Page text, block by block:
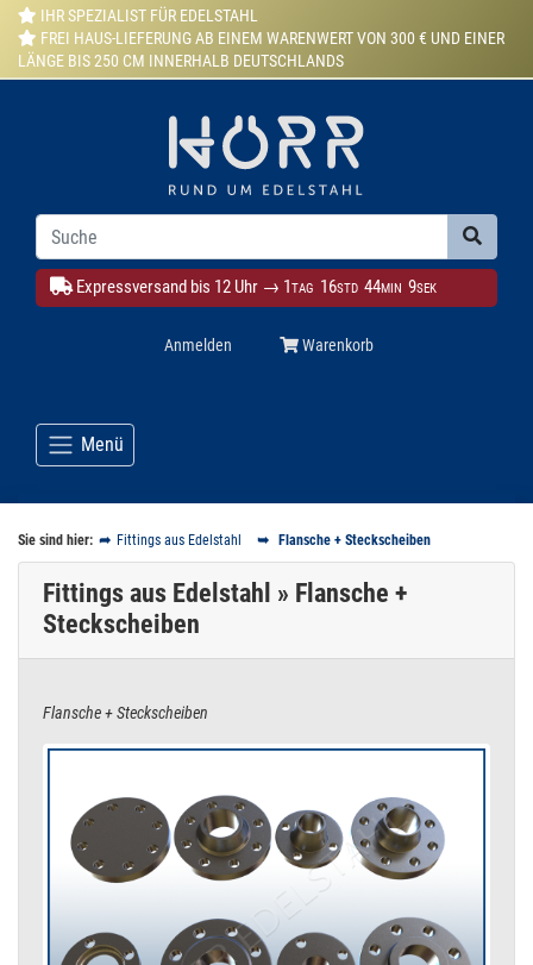
IHR SPEZIALIST FÜR EDELSTAHL
FREI HAUS-LIEFERUNG AB EINEM WARENWERT VON 300 € UND EINER
LÄNGE BIS 250 CM INNERHALB DEUTSCHLANDS
Expressversand bis 12 Uhr → 1TAG 16STD 44MIN 7SEK
Anmelden Warenkorb
Menü
Sie sind hier: Fittings aus Edelstahl Flansche + Steckscheiben
Fittings aus Edelstahl » Flansche +
Steckscheiben
Flansche + Steckscheiben